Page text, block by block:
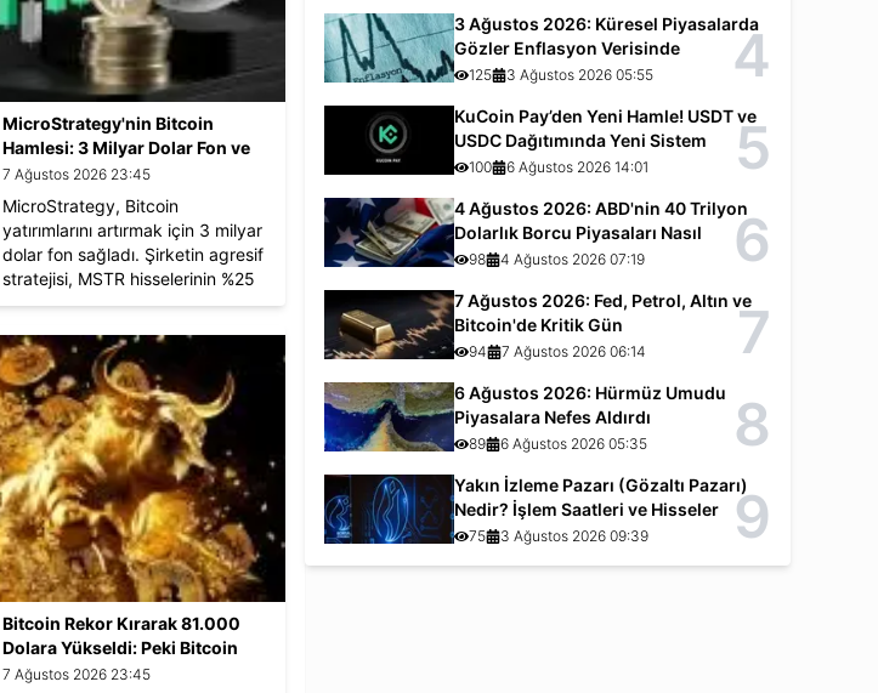
MicroStrategy'nin Bitcoin
Hamlesi: 3 Milyar Dolar Fon ve
%25 Hisse Kaybı
7 Ağustos 2026 23:45
MicroStrategy, Bitcoin
yatırımlarını artırmak için 3 milyar
dolar fon sağladı. Şirketin agresif
stratejisi, MSTR hisselerinin %25
düşmesine yol açarken, kripto
oldu. Bitcoin’in istikrarlı seyri ve
kurumsal benimseme sürecindeki
etkisi dikkat çekiyor.
Bitcoin Rekor Kırarak 81.000
Dolara Yükseldi: Peki Bitcoin
Nasıl Kazanılır?
7 Ağustos 2026 23:45
3 Ağustos 2026: Küresel Piyasalarda
Gözler Enflasyon Verisinde
125 3 Ağustos 2026 05:55 4
KuCoin Pay’den Yeni Hamle! USDT ve
USDC Dağıtımında Yeni Sistem
100 6 Ağustos 2026 14:01 5
4 Ağustos 2026: ABD'nin 40 Trilyon
Dolarlık Borcu Piyasaları Nasıl
Etkiliyor?
98 4 Ağustos 2026 07:19 6
7 Ağustos 2026: Fed, Petrol, Altın ve
Bitcoin'de Kritik Gün
94 7 Ağustos 2026 06:14 7
6 Ağustos 2026: Hürmüz Umudu
Piyasalara Nefes Aldırdı
89 6 Ağustos 2026 05:35 8
Yakın İzleme Pazarı (Gözaltı Pazarı)
Nedir? İşlem Saatleri ve Hisseler
75 3 Ağustos 2026 09:39 9